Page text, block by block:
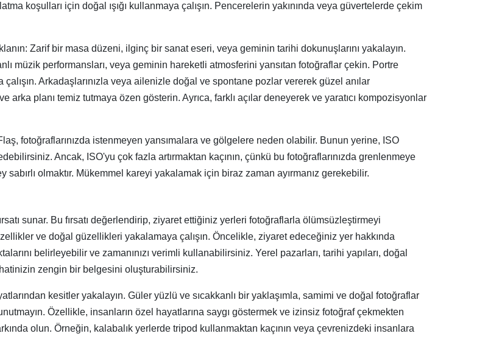
koşulları için doğal ışığı kullanmaya çalışın. Pencerelerin yakınında veya güvertelerde çekim
Zarif bir masa düzeni, ilginç bir sanat eseri, veya geminin tarihi dokunuşlarını yakalayın.
müzik performansları, veya geminin hareketli atmosferini yansıtan fotoğraflar çekin. Portre
Arkadaşlarınızla veya ailenizle doğal ve spontane pozlar vererek güzel anılar
arka planı temiz tutmaya özen gösterin. Ayrıca, farklı açılar deneyerek ve yaratıcı kompozisyonlar
fotoğraflarınızda istenmeyen yansımalara ve gölgelere neden olabilir. Bunun yerine, ISO
Ancak, ISO'yu çok fazla artırmaktan kaçının, çünkü bu fotoğraflarınızda grenlenmeye
olmaktır. Mükemmel kareyi yakalamak için biraz zaman ayırmanız gerekebilir.
sunar. Bu fırsatı değerlendirip, ziyaret ettiğiniz yerleri fotoğraflarla ölümsüzleştirmeyi
ve doğal güzellikleri yakalamaya çalışın. Öncelikle, ziyaret edeceğiniz yer hakkında
belirleyebilir ve zamanınızı verimli kullanabilirsiniz. Yerel pazarları, tarihi yapıları, doğal
zengin bir belgesini oluşturabilirsiniz.
kesitler yakalayın. Güler yüzlü ve sıcakkanlı bir yaklaşımla, samimi ve doğal fotoğraflar
Özellikle, insanların özel hayatlarına saygı göstermek ve izinsiz fotoğraf çekmekten
olun. Örneğin, kalabalık yerlerde tripod kullanmaktan kaçının veya çevrenizdeki insanlara